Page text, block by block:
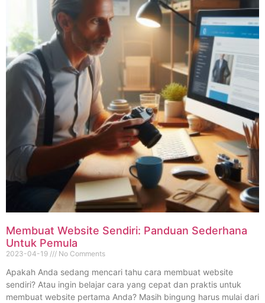
Membuat Website Sendiri: Panduan Sederhana
Untuk Pemula
2023-04-19 No Comments
Apakah Anda sedang mencari tahu cara membuat website
sendiri? Atau ingin belajar cara yang cepat dan praktis untuk
membuat website pertama Anda? Masih bingung harus mulai dari